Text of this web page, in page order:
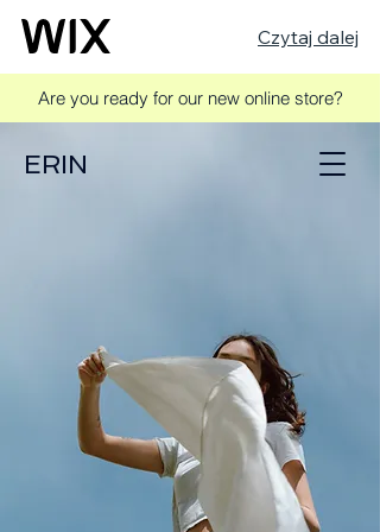
Czytaj dalej